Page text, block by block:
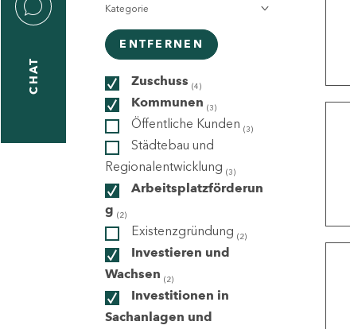
CHAT
Kategorie
ENTFERNEN
Zuschuss (4)
Kommunen (3)
Öffentliche Kunden (3)
Städtebau und
Regionalentwicklung (3)
Arbeitsplatzförderun
g (2)
Existenzgründung (2)
Investieren und
Wachsen (2)
Investitionen in
Sachanlagen und